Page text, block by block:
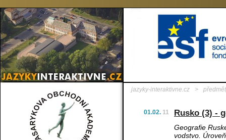
jazyky-interaktivne.cz >
01.02. 11 Rusko (3) -
Geografie
vodstvo.